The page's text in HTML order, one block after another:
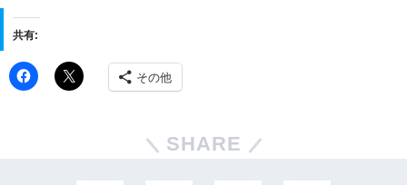
共有:
その他
SHARE